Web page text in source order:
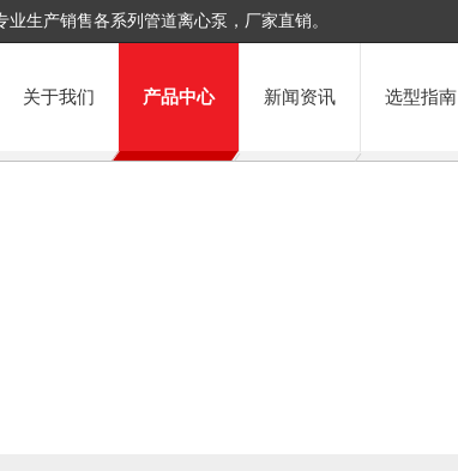
生产销售各系列管道离心泵，厂家直销。
关于我们 产品中心 新闻资讯 选型指南